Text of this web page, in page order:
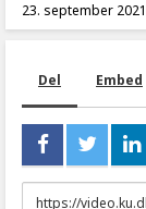
23. september 2021
Del Embed
URL